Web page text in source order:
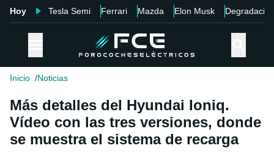
Hoy Tesla Semi Ferrari Mazda Elon Musk Degradación
Inicio Noticias
Más detalles del Hyundai Ioniq.
Vídeo con las tres versiones, donde
se muestra el sistema de recarga